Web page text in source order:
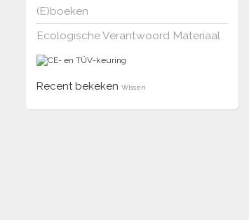
(E)boeken
Ecologische Verantwoord Materiaal
Recent bekeken Wissen